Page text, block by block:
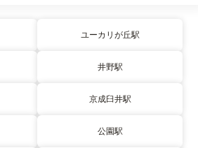
ユーカリが丘駅
井野駅
京成臼井駅
公園駅